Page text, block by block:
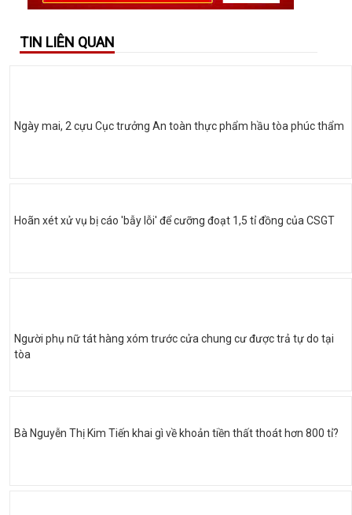
TIN LIÊN QUAN
Ngày mai, 2 cựu Cục trưởng An toàn thực phẩm hầu tòa phúc thẩm
Hoãn xét xử vụ bị cáo 'bẫy lỗi' để cưỡng đoạt 1,5 tỉ đồng của CSGT
Người phụ nữ tát hàng xóm trước cửa chung cư được trả tự do tại
tòa
Bà Nguyễn Thị Kim Tiến khai gì về khoản tiền thất thoát hơn 800 tỉ?